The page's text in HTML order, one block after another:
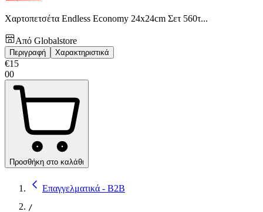
Χαρτοπετσέτα Endless Economy 24x24cm Σετ 560τ...
Από Globalstore
Περιγραφή Χαρακτηριστικά
€15
00
Προσθήκη στο καλάθι
Επαγγελματικά - B2B
/